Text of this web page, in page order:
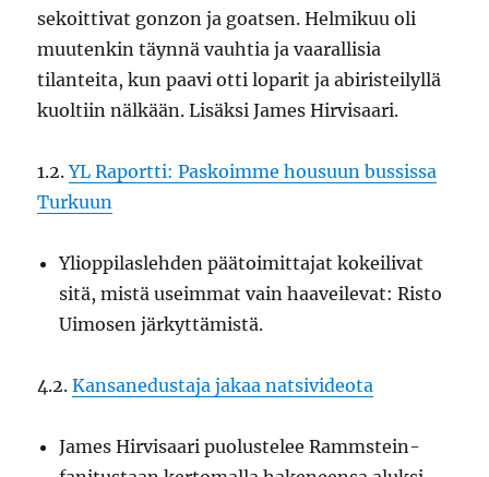
sekoittivat gonzon ja goatsen. Helmikuu oli
muutenkin täynnä vauhtia ja vaarallisia
tilanteita, kun paavi otti loparit ja abiristeilyllä
kuoltiin nälkään. Lisäksi James Hirvisaari.
1.2.YL Raportti: Paskoimme housuun bussissa
Turkuun
Ylioppilaslehden päätoimittajat kokeilivat
sitä, mistä useimmat vain haaveilevat: Risto
Uimosen järkyttämistä.
4.2.Kansanedustaja jakaa natsivideota
James Hirvisaari puolustelee Rammstein-